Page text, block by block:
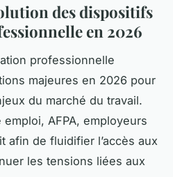
des dispositifs
en 2026
professionnelle
majeures en 2026 pour
du marché du travail.
emploi, AFPA, employeurs
afin de fluidifier l’accès aux
les tensions liées aux